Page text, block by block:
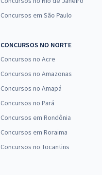
Concursos em São Paulo
CONCURSOS NO NORTE
Concursos no Acre
Concursos no Amazonas
Concursos no Amapá
Concursos no Pará
Concursos em Rondônia
Concursos em Roraima
Concursos no Tocantins